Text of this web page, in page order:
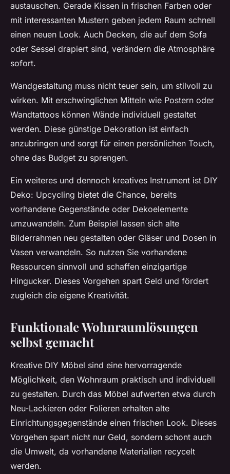
austauschen. Gerade Kissen in frischen Farben oder
mit interessanten Mustern geben jedem Raum schnell
einen neuen Look. Auch Decken, die auf dem Sofa
oder Sessel drapiert sind, verändern die Atmosphäre
sofort.
Wandgestaltung muss nicht teuer sein, um stilvoll zu
wirken. Mit erschwinglichen Mitteln wie Postern oder
Wandtattoos können Wände individuell gestaltet
werden. Diese günstige Dekoration ist einfach
anzubringen und sorgt für einen persönlichen Touch,
ohne das Budget zu sprengen.
Ein weiteres und dennoch kreatives Instrument ist DIY
Deko: Upcycling bietet die Chance, bereits
vorhandene Gegenstände oder Dekoelemente
umzuwandeln. Zum Beispiel lassen sich alte
Bilderrahmen neu gestalten oder Gläser und Dosen in
Vasen verwandeln. So nutzen Sie vorhandene
Ressourcen sinnvoll und schaffen einzigartige
Hingucker. Dieses Vorgehen spart Geld und fördert
zugleich die eigene Kreativität.
Funktionale Wohnraumlösungen
selbst gemacht
Kreative DIY Möbel sind eine hervorragende
Möglichkeit, den Wohnraum praktisch und individuell
zu gestalten. Durch das Möbel aufwerten etwa durch
Neu-Lackieren oder Folieren erhalten alte
Einrichtungsgegenstände einen frischen Look. Dieses
Vorgehen spart nicht nur Geld, sondern schont auch
die Umwelt, da vorhandene Materialien recycelt
werden.